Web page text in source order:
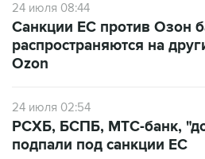
24 июля 08:44
Санкции ЕС против Озон
распространяются на
Ozon
24 июля 02:54
РСХБ, БСПБ, МТС-банк,
подпали под санкции ЕС